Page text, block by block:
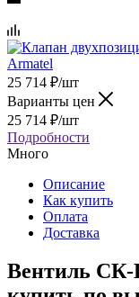
25 714 ₽/шт
Варианты цен
25 714 ₽/шт
Подробности
Много
Описание
Как купить
Оплата
Доставка
Вентиль